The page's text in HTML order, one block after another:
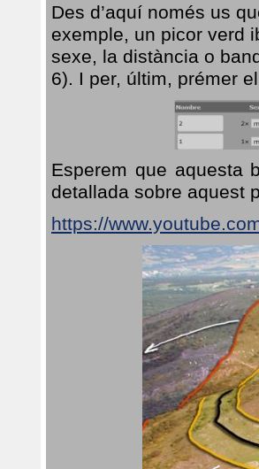
Des d’aquí només us
exemple, un picor verd
sexe, la distància o
6). I per, últim, prémer
Esperem que aquesta
detallada sobre aquest
https://